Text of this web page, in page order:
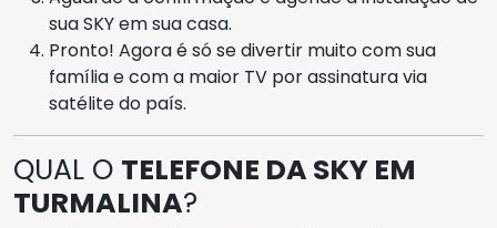
sua SKY em sua casa.
Pronto! Agora é só se divertir muito com sua
família e com a maior TV por assinatura via
satélite do país.
QUAL O TELEFONE DA SKY EM
TURMALINA?